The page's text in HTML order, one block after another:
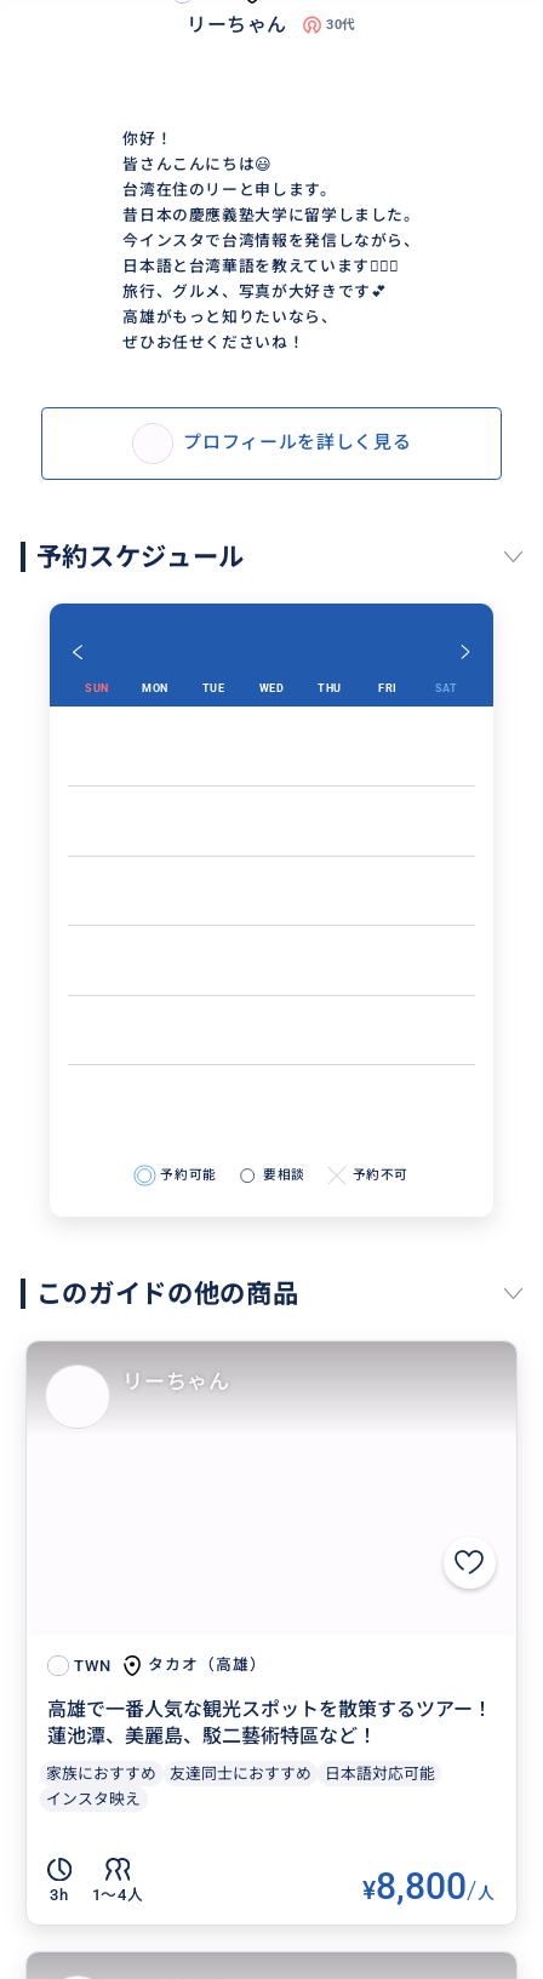
リーちゃん 30代
你好！
皆さんこんにちは😃
台湾在住のリーと申します。
昔日本の慶應義塾大学に留学しました。
今インスタで台湾情報を発信しながら、
日本語と台湾華語を教えています💁🏻‍♀️
旅行、グルメ、写真が大好きです💕
高雄がもっと知りたいなら、
ぜひお任せくださいね！
プロフィールを詳しく見る
予約スケジュール
SUN MON TUE WED THU FRI SAT
予約可能 要相談 予約不可
このガイドの他の商品
TWN タカオ（高雄）
高雄で一番人気な観光スポットを散策するツアー！
蓮池潭、美麗島、駁二藝術特區など！
家族におすすめ 友達同士におすすめ
日本語対応可能
インスタ映え
3h 1〜4人 ¥8,800/人
リーちゃん